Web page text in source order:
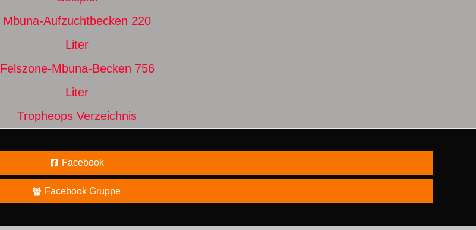
Mbuna-Aufzuchtbecken 220
Liter
Felszone-Mbuna-Becken 756
Liter
Tropheops Verzeichnis
Facebook
Facebook Gruppe